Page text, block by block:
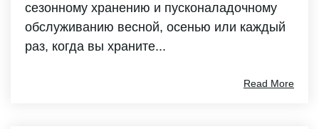
сезонному хранению и пусконаладочному
обслуживанию весной, осенью или каждый
раз, когда вы храните...
Read More